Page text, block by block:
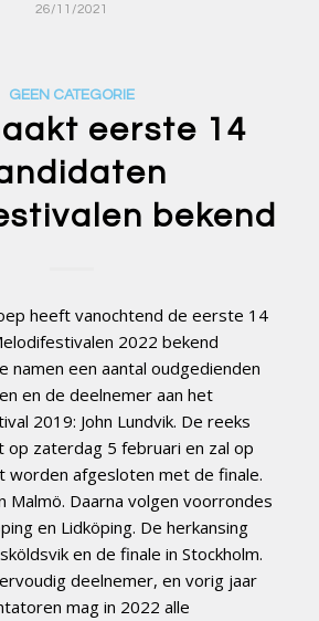
26/11/2021
GEEN CATEGORIE
eerste 14
bekend
heeft vanochtend de eerste 14
2022 bekend
namen een aantal oudgedienden
en de deelnemer aan het
2019: John Lundvik. De reeks
zaterdag 5 februari en zal op
worden afgesloten met de finale.
Malmö. Daarna volgen voorrondes
en Lidköping. De herkansing
en de finale in Stockholm.
deelnemer, en vorig jaar
mag in 2022 alle